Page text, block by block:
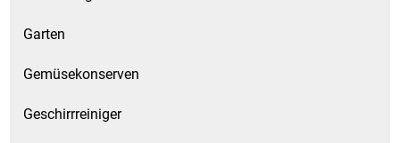
Garten
Gemüsekonserven
Geschirrreiniger